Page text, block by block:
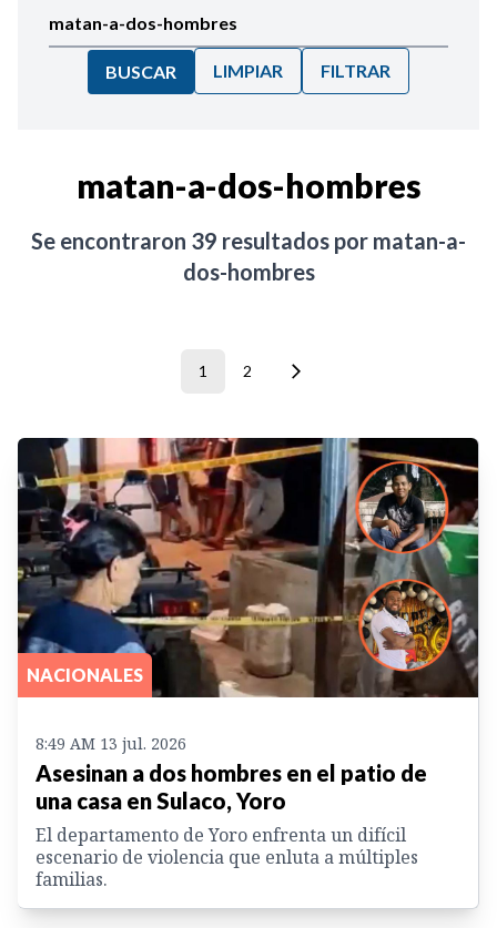
BUSCAR LIMPIAR FILTRAR
matan-a-dos-hombres
Se encontraron 39 resultados por matan-a-
dos-hombres
1 2
NACIONALES
8:49 AM 13 jul. 2026
Asesinan a dos hombres en el patio de
una casa en Sulaco, Yoro
El departamento de Yoro enfrenta un difícil
escenario de violencia que enluta a múltiples
familias.